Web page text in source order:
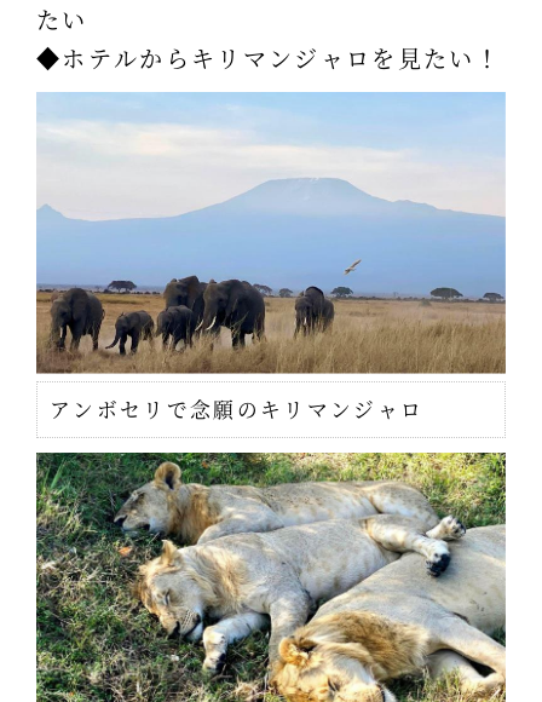
たい
◆ホテルからキリマンジャロを見たい！
アンボセリで念願のキリマンジャロ